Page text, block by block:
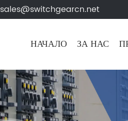
sales@switchgearcn.net
НАЧАЛО ЗА НАС